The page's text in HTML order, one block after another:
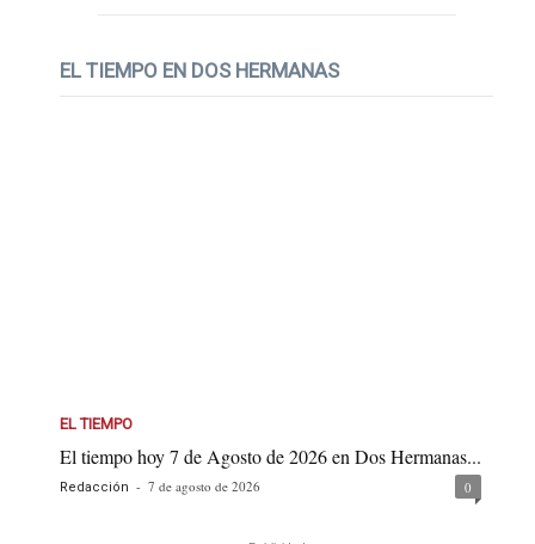
EL TIEMPO EN DOS HERMANAS
EL TIEMPO
El tiempo hoy 7 de Agosto de 2026 en Dos Hermanas...
Redacción - 7 de agosto de 2026 0